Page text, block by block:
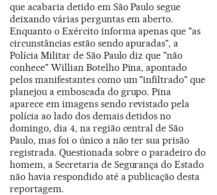
que acabaria detido em São Paulo segue
deixando várias perguntas em aberto.
Enquanto o Exército informa apenas que "as
circunstâncias estão sendo apuradas", a
Polícia Militar de São Paulo diz que "não
conhece" Willian Botelho Pina, apontado
pelos manifestantes como um "infiltrado" que
planejou a emboscada do grupo. Pina
aparece em imagens sendo revistado pela
polícia ao lado dos demais detidos no
domingo, dia 4, na região central de São
Paulo, mas foi o único a não ter sua prisão
registrada. Questionada sobre o paradeiro do
homem, a Secretaria de Segurança do Estado
não havia respondido até a publicação desta
reportagem.